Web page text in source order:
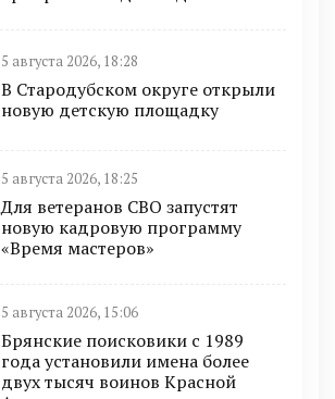
5 августа 2026, 18:28
В Стародубском округе открыли
новую детскую площадку
5 августа 2026, 18:25
Для ветеранов СВО запустят
новую кадровую программу
«Время мастеров»
5 августа 2026, 15:06
Брянские поисковики с 1989
года установили имена более
двух тысяч воинов Красной